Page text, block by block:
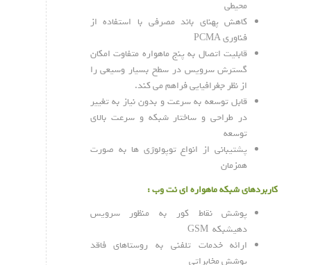
محیطی
کاهش پهنای باند مصرفی با استفاده از
فناوری PCMA
قابلیت اتصال به پنج ماهواره متفاوت امکان
گسترش سرویس در سطح بسیار وسیعی را
از نظر جغرافیایی فراهم می کند.
قابل توسعه به سرعت و بدون نیاز به تغییر
در طراحی و ساختار شبکه و سرعت بالای
توسعه
پشتیبانی از انواع توپولوژی ها به صورت
همزمان
کاربردهای شبکه ماهواره ای نت وب :
پوشش نقاط کور به منظور سرویس
دهیشبکه GSM
ارائه خدمات تلفنی به روستاهای فاقد
پوشش مخابراتی